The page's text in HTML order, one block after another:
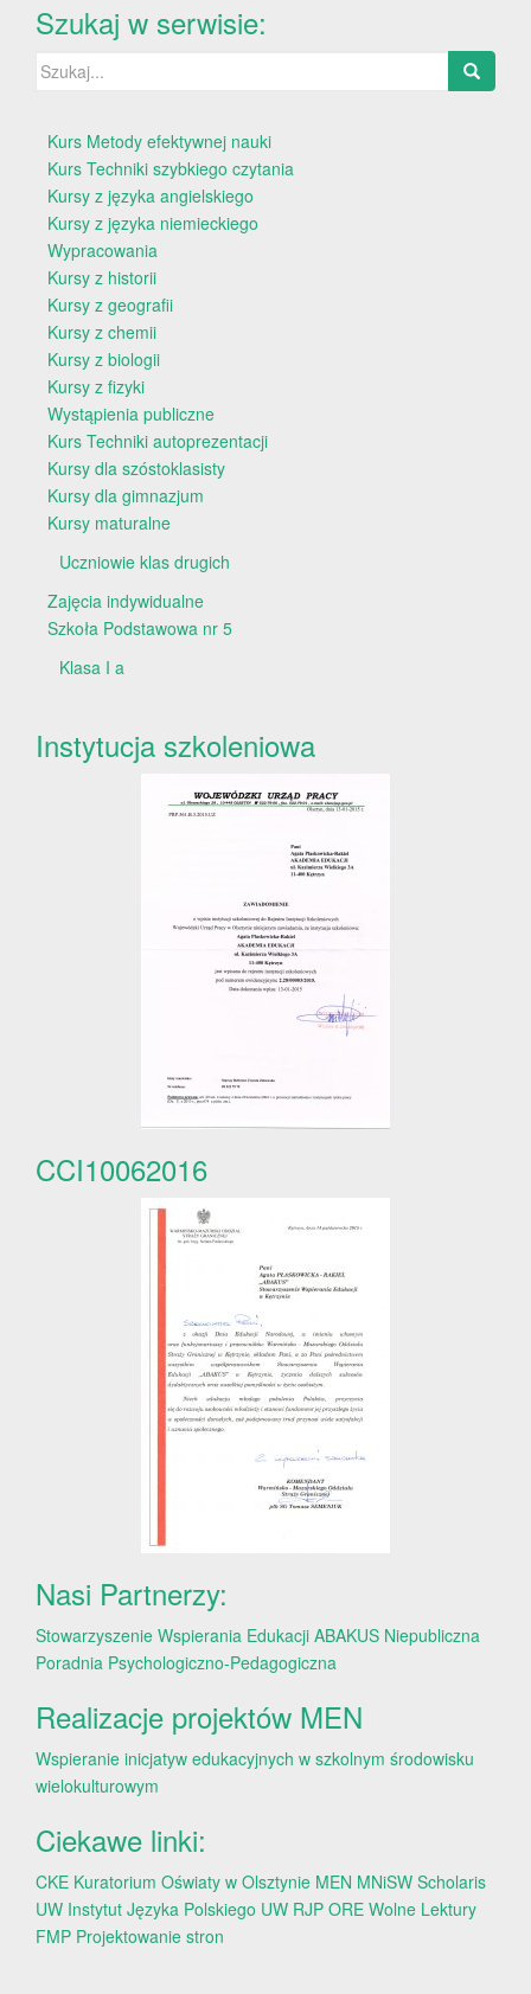
Szukaj w serwisie:
Szukaj:
Kurs Metody efektywnej nauki
Kurs Techniki szybkiego czytania
Kursy z języka angielskiego
Kursy z języka niemieckiego
Wypracowania
Kursy z historii
Kursy z geografii
Kursy z chemii
Kursy z biologii
Kursy z fizyki
Wystąpienia publiczne
Kurs Techniki autoprezentacji
Kursy dla szóstoklasisty
Kursy dla gimnazjum
Kursy maturalne
Uczniowie klas drugich
Zajęcia indywidualne
Szkoła Podstawowa nr 5
Klasa I a
Instytucja szkoleniowa
CCI10062016
Nasi Partnerzy:
Stowarzyszenie Wspierania Edukacji ABAKUS Niepubliczna
Poradnia Psychologiczno-Pedagogiczna
Realizacje projektów MEN
Wspieranie inicjatyw edukacyjnych w szkolnym środowisku
wielokulturowym
Ciekawe linki:
CKE Kuratorium Oświaty w Olsztynie MEN MNiSW Scholaris
UW Instytut Języka Polskiego UW RJP ORE Wolne Lektury
FMP Projektowanie stron